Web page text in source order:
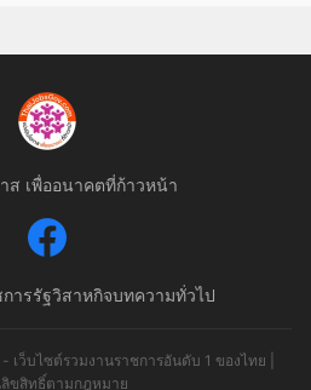
ส เพื่ออนาคตที่ก้าวหน้า
ารรัฐวิสาหกิจบทความทั่วไป
ว็บไซต์รวมงานราชการอันดับ 1 ของไทย |
ลิขสิทธิ์ตามกฎหมาย